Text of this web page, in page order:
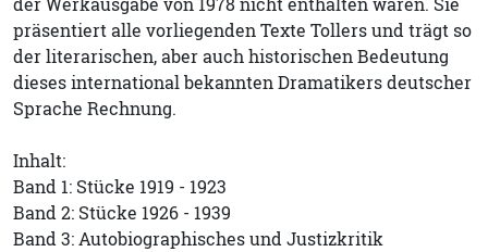
präsentiert alle vorliegenden Texte Tollers und trägt so
der literarischen, aber auch historischen Bedeutung
dieses international bekannten Dramatikers deutscher
Sprache Rechnung.
Inhalt:
Band 1: Stücke 1919 - 1923
Band 2: Stücke 1926 - 1939
Band 3: Autobiographisches und Justizkritik